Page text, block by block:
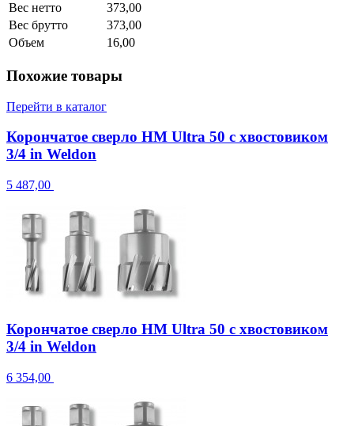
Вес нетто
373,00
Вес брутто
373,00
Объем
16,00
Похожие товары
Перейти в каталог
Корончатое сверло HM Ultra 50 с хвостовиком
3/4 in Weldon
5 487,00
Корончатое сверло HM Ultra 50 с хвостовиком
3/4 in Weldon
6 354,00